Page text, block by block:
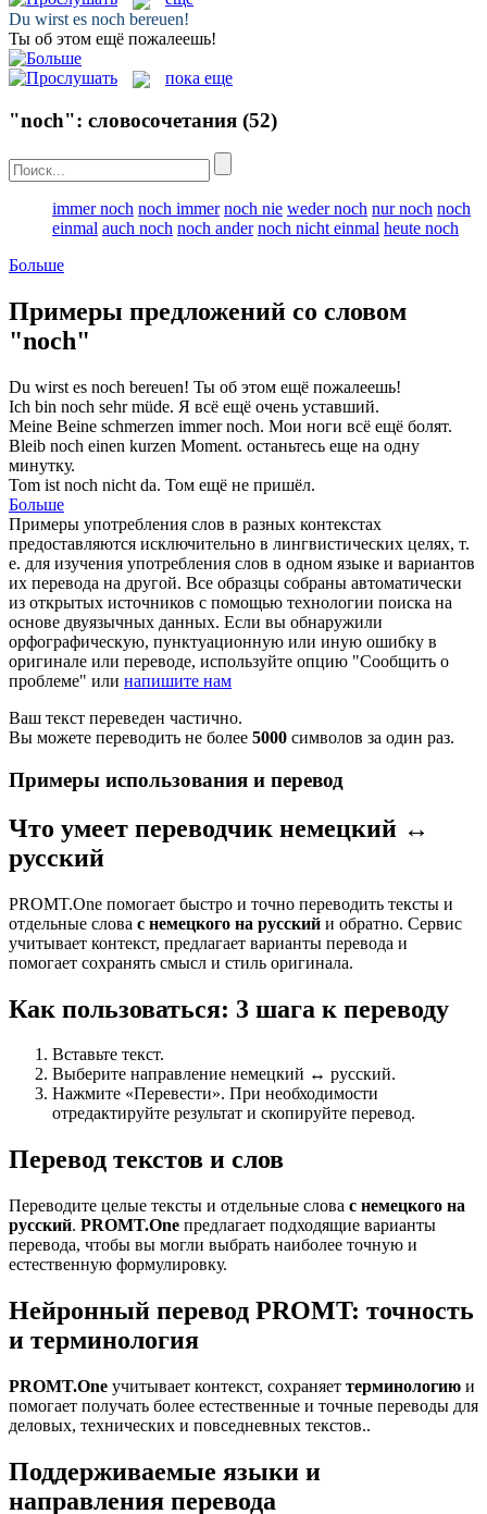
Du wirst es noch bereuen!
Ты об этом ещё пожалеешь!
пока еще
"noch": словосочетания (52)
immer noch noch immer noch nie weder noch nur noch noch
einmal auch noch noch ander noch nicht einmal heute noch
Больше
Примеры предложений со словом
"noch"
Du wirst es noch bereuen! Ты об этом ещё пожалеешь!
Ich bin noch sehr müde. Я всё ещё очень уставший.
Meine Beine schmerzen immernoch. Мои ноги всё ещё болят.
Bleib noch einen kurzen Moment. останьтесь еще на одну
минутку.
Tom ist noch nicht da. Том ещё не пришёл.
Больше
Примеры употребления слов в разных контекстах
предоставляются исключительно в лингвистических целях, т.
е. для изучения употребления слов в одном языке и вариантов
их перевода на другой. Все образцы собраны автоматически
из открытых источников с помощью технологии поиска на
основе двуязычных данных. Если вы обнаружили
орфографическую, пунктуационную или иную ошибку в
оригинале или переводе, используйте опцию "Сообщить о
проблеме" или напишите нам
Ваш текст переведен частично.
Вы можете переводить не более 5000 символов за один раз.
Примеры использования и перевод
Что умеет переводчик немецкий ↔
русский
PROMT.One помогает быстро и точно переводить тексты и
отдельные слова с немецкого на русский и обратно. Сервис
учитывает контекст, предлагает варианты перевода и
помогает сохранять смысл и стиль оригинала.
Как пользоваться: 3 шага к переводу
Вставьте текст.
Выберите направление немецкий ↔ русский.
Нажмите «Перевести». При необходимости
отредактируйте результат и скопируйте перевод.
Перевод текстов и слов
Переводите целые тексты и отдельные слова с немецкого на
русский. PROMT.One предлагает подходящие варианты
перевода, чтобы вы могли выбрать наиболее точную и
естественную формулировку.
Нейронный перевод PROMT: точность
и терминология
PROMT.One учитывает контекст, сохраняет терминологию и
помогает получать более естественные и точные переводы для
деловых, технических и повседневных текстов..
Поддерживаемые языки и
направления перевода